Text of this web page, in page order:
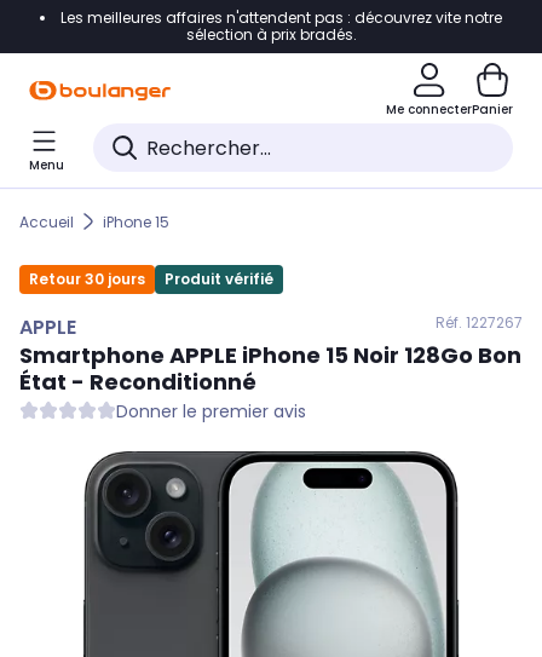
Accéder directement à la navigation
Accéder directement au pied de page
Accéder directement au chatbot
Les meilleures affaires n'attendent pas : découvrez vite notre
sélection à prix bradés.
Me connecterPanier
Menu
Accueil iPhone 15
Retour 30 jours Produit vérifié
APPLE Réf. 1227267
Smartphone APPLE iPhone 15 Noir 128Go Bon
État - Reconditionné
Donner le premier avis